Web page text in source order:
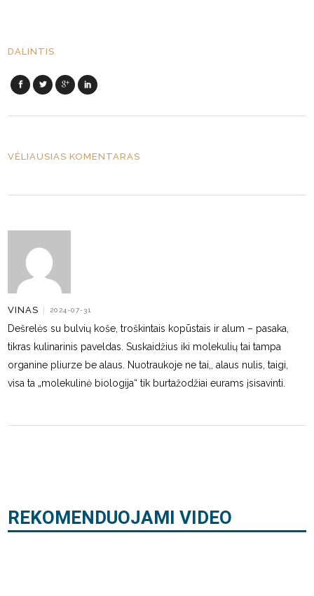
DALINTIS
VĖLIAUSIAS KOMENTARAS
VINAS 2024-07-31
Dešrelės su bulvių koše, troškintais kopūstais ir alum – pasaka,
tikras kulinarinis paveldas. Suskaidžius iki molekulių tai tampa
organine pliurze be alaus. Nuotraukoje ne tai,, alaus nulis, taigi,
visa ta „molekulinė biologija“ tik burtažodžiai eurams įsisavinti.
REKOMENDUOJAMI VIDEO